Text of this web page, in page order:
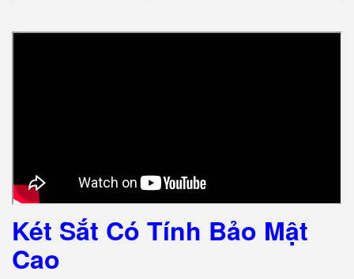
Két Sắt Có Tính Bảo Mật
Cao